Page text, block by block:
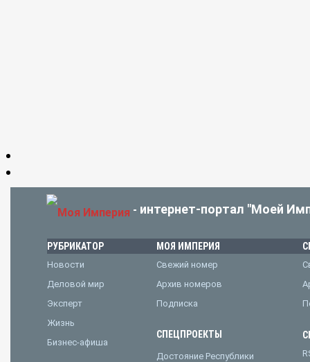
- интернет-портал "Моей
РУБРИКАТОР
Новости
Деловой мир
Эксперт
Жизнь
Бизнес-афиша
МОЯ ИМПЕРИЯ
Свежий номер
Архив номеров
Подписка
СПЕЦПРОЕКТЫ
Достояние Республики